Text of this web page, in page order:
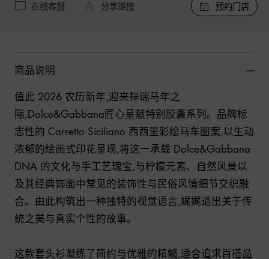
在线客服 分享链接 预约门店
商品说明
值此 2026 农历新年,迎来祥瑞马年之
际,Dolce&Gabbana匠心呈献特别胶囊系列。品牌标
志性的 Carretto Siciliano 西西里彩绘马车图案,以生动
浓郁的绘画式印花呈现,将这一承载 Dolce&Gabbana
DNA 的文化与手工艺瑰宝,与柠檬元素、自然风景以
及其经典饰面中常见的装饰性与民俗风情细节交织融
合。由此构筑出一种独特的视觉语言,娓娓道出关于传
统之美与真实个性的故事。
这款套头衫凝练了简约与优雅的精髓,适合追求百搭品